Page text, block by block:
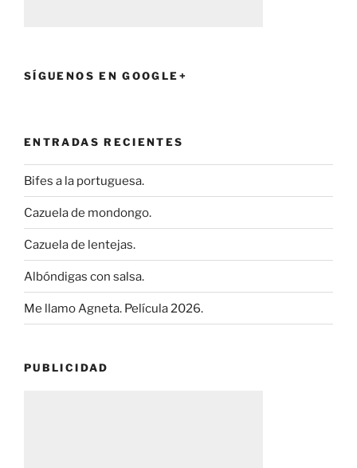
SÍGUENOS EN GOOGLE+
ENTRADAS RECIENTES
Bifes a la portuguesa.
Cazuela de mondongo.
Cazuela de lentejas.
Albóndigas con salsa.
Me llamo Agneta. Película 2026.
PUBLICIDAD